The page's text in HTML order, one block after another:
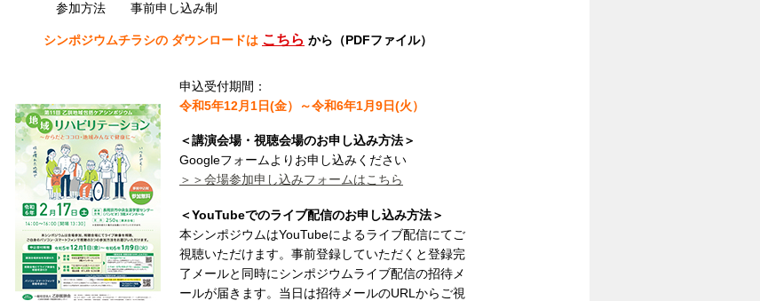
参加方法 事前申し込み制
シンポジウムチラシの ダウンロードは こちら から（PDFファイル）
申込受付期間：
令和5年12月1日(金）～令和6年1月9日(火）
＜講演会場・視聴会場のお申し込み方法＞
Googleフォームよりお申し込みください
＞＞会場参加申し込みフォームはこちら
＜YouTubeでのライブ配信のお申し込み方法＞
本シンポジウムはYouTubeによるライブ配信にてご
視聴いただけます。事前登録していただくと登録完
了メールと同時にシンポジウムライブ配信の招待メ
ールが届きます。当日は招待メールのURLからご視